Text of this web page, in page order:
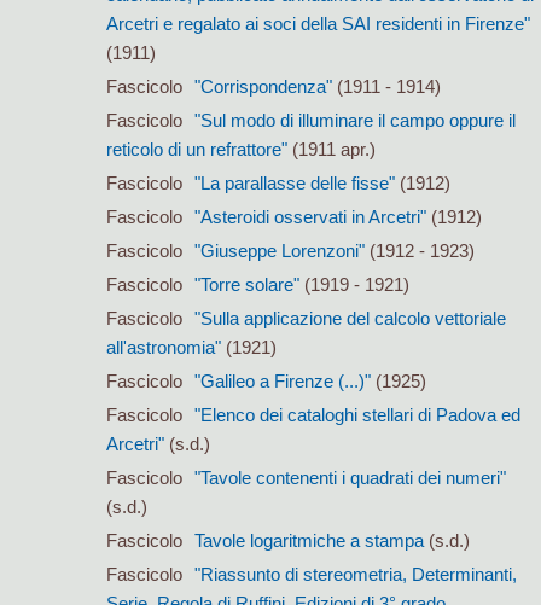
Arcetri e regalato ai soci della SAI residenti in Firenze"
(1911)
Fascicolo
"Corrispondenza"(1911 - 1914)
Fascicolo
"Sul modo di illuminare il campo oppure il
reticolo di un refrattore"(1911 apr.)
Fascicolo
"La parallasse delle fisse"(1912)
Fascicolo
"Asteroidi osservati in Arcetri"(1912)
Fascicolo
"Giuseppe Lorenzoni"(1912 - 1923)
Fascicolo
"Torre solare"(1919 - 1921)
Fascicolo
"Sulla applicazione del calcolo vettoriale
all'astronomia"(1921)
Fascicolo
"Galileo a Firenze (...)"(1925)
Fascicolo
"Elenco dei cataloghi stellari di Padova ed
Arcetri"(s.d.)
Fascicolo
"Tavole contenenti i quadrati dei numeri"
(s.d.)
Fascicolo
Tavole logaritmiche a stampa(s.d.)
Fascicolo
"Riassunto di stereometria, Determinanti,